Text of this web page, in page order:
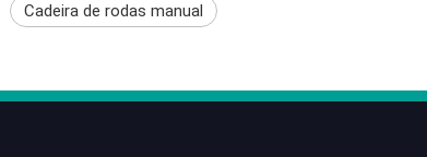
Cadeira de rodas manual